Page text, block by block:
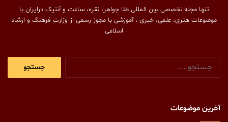
تنها مجله تخصصی بین المللی طلا جواهر، نقره، ساعت و آنتیک درایران با
موضوعات هنری، علمی، خبری ، آموزشی با مجوز رسمی از وزارت فرهنگ و ارشاد
اسلامی
آخرین موضوعات